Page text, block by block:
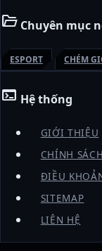
folder_open Chuyên mục
ESPORT CHÉM
terminal Hệ thống
GIỚI THIỆU
CHÍNH
ĐIỀU
SITEMAP
LIÊN HỆ